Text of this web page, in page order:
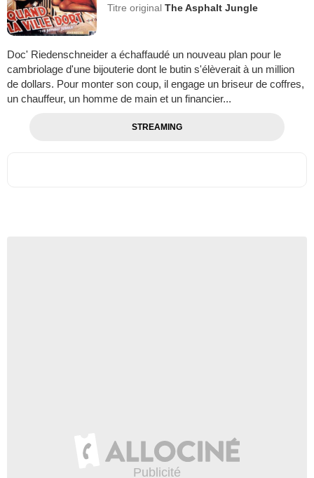
Titre originalThe Asphalt Jungle
Doc' Riedenschneider a échaffaudé un nouveau plan pour le
cambriolage d'une bijouterie dont le butin s'élèverait à un million
de dollars. Pour monter son coup, il engage un briseur de coffres,
un chauffeur, un homme de main et un financier...
STREAMING